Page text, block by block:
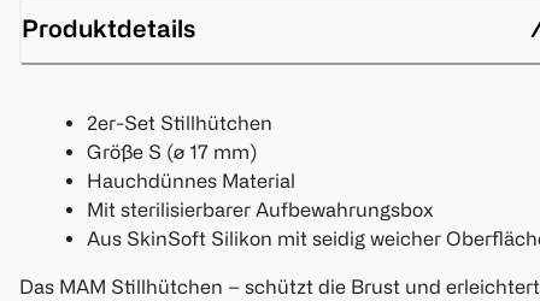
Produktdetails
2er-Set Stillhütchen
Größe S (ø 17 mm)
Hauchdünnes Material
Mit sterilisierbarer Aufbewahrungsbox
Aus SkinSoft Silikon mit seidig weicher
Das MAM Stillhütchen – schützt die Brust und erleichtert